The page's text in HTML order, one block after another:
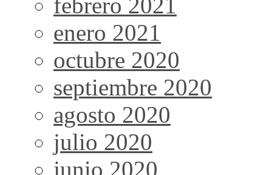
enero 2021
octubre 2020
septiembre 2020
agosto 2020
julio 2020
junio 2020